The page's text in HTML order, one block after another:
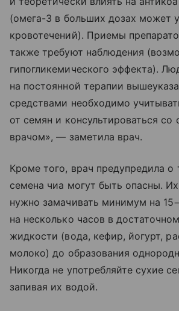
(омега-3 в больших дозах может
кровотечений). Приемы
также требуют наблюдения
гипогликемического эффекта).
на постоянной терапии
средствами необходимо
от семян и консультироваться
врачом», — заметила врач.
Кроме того, врач предупредила о
семена чиа могут быть опасны. Их
нужно замачивать минимум на
на несколько часов в
жидкости (вода, кефир, йогурт,
молоко) до образования
Никогда не употребляйте сухие
запивая их водой.